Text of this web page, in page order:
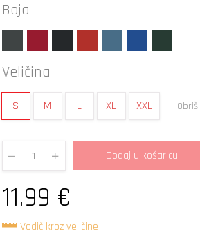
Boja
Veličina
S M L XL XXL Obriši
Quantity
Dodaj u košaricu
11.99 €
Vodič kroz veličine